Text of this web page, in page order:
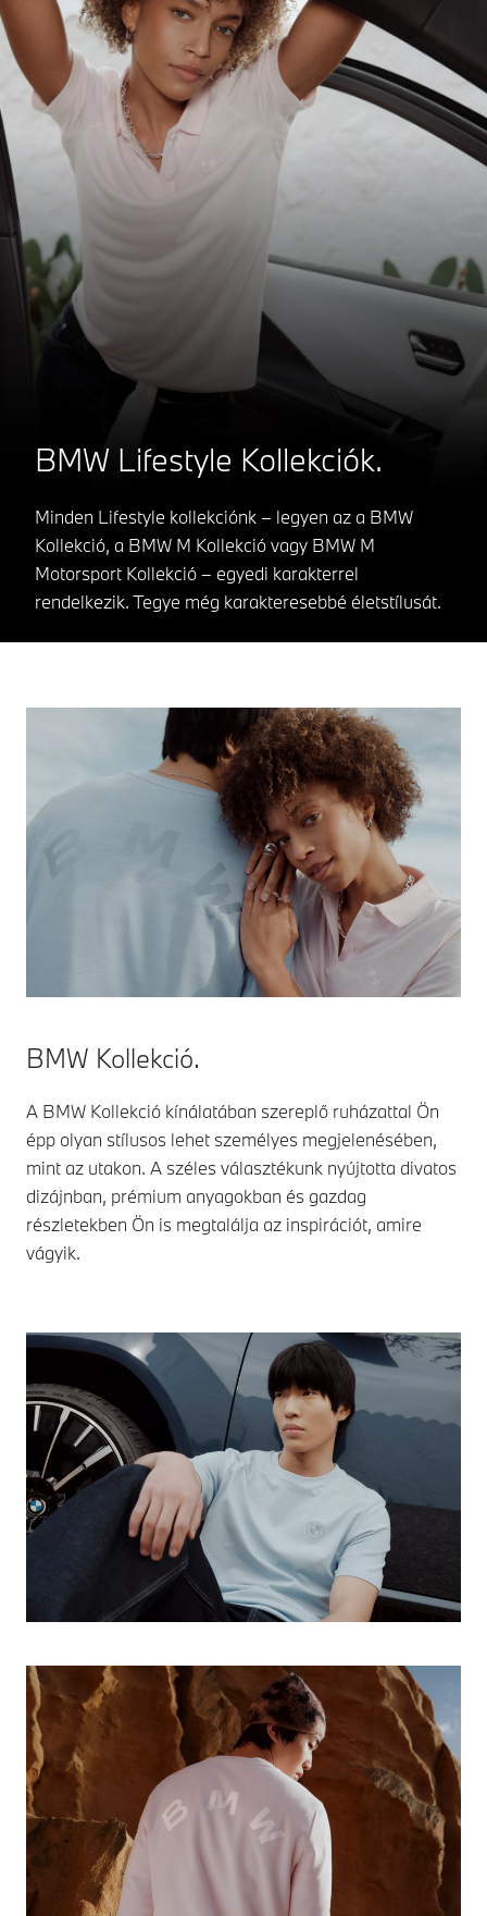
BMW Lifestyle Kollekciók.
Minden Lifestyle kollekciónk – legyen az a BMW
Kollekció, a BMW M Kollekció vagy BMW M
Motorsport Kollekció – egyedi karakterrel
rendelkezik. Tegye még karakteresebbé életstílusát.
BMW Kollekció.
A BMW Kollekció kínálatában szereplő ruházattal Ön
épp olyan stílusos lehet személyes megjelenésében,
mint az utakon. A széles választékunk nyújtotta divatos
dizájnban, prémium anyagokban és gazdag
részletekben Ön is megtalálja az inspirációt, amire
vágyik.